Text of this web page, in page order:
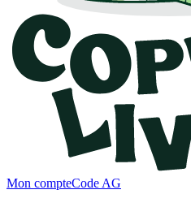
Mon compteCode AG